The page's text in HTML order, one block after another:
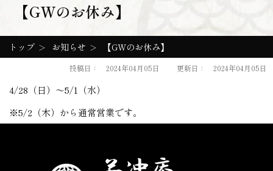
医師
アクセス
料金
コラム
【GWのお休み】
トップ お知らせ 【GWのお休み】
投稿日： 2024年04月05日 更新日： 2024年04月05日
4/28（日）〜5/1（水）
※5/2（木）から通常営業です。